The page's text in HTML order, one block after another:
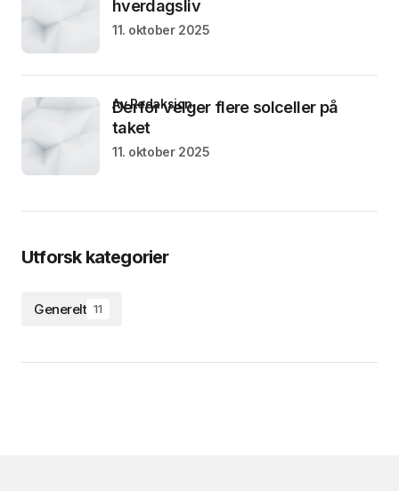
hverdagsliv
11. oktober 2025
Derfor velger flere solceller på
taket
av Redaksjon
11. oktober 2025
Utforsk kategorier
Generelt 11